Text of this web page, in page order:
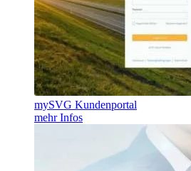
mySVG Kundenportal
mehr Infos